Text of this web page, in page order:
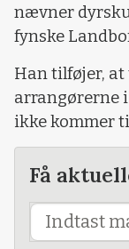
nævner
fynske
Han tilføjer,
arrangørerne i
ikke kommer
Få